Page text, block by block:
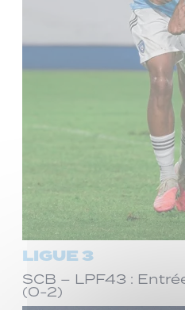
LIGUE 3
SCB – LPF43 :
(0-2)